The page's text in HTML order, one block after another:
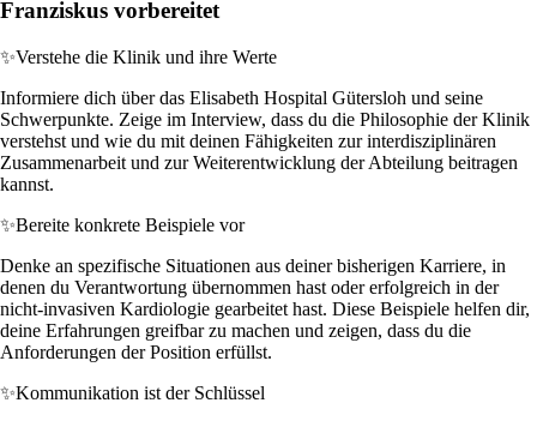
Franziskus vorbereitet
✨Verstehe die Klinik und ihre Werte
Informiere dich über das Elisabeth Hospital Gütersloh und seine
Schwerpunkte. Zeige im Interview, dass du die Philosophie der Klinik
verstehst und wie du mit deinen Fähigkeiten zur interdisziplinären
Zusammenarbeit und zur Weiterentwicklung der Abteilung beitragen
kannst.
✨Bereite konkrete Beispiele vor
Denke an spezifische Situationen aus deiner bisherigen Karriere, in
denen du Verantwortung übernommen hast oder erfolgreich in der
nicht-invasiven Kardiologie gearbeitet hast. Diese Beispiele helfen dir,
deine Erfahrungen greifbar zu machen und zeigen, dass du die
Anforderungen der Position erfüllst.
✨Kommunikation ist der Schlüssel